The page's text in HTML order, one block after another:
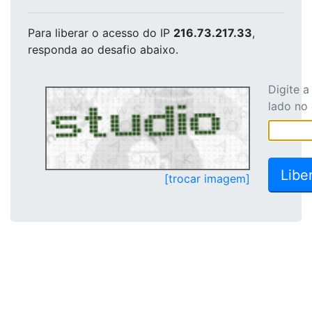
Para liberar o acesso do IP 216.73.217.33,
responda ao desafio abaixo.
[trocar imagem]
Digite
lado no